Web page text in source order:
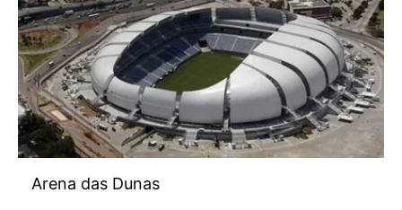
Arena das Dunas